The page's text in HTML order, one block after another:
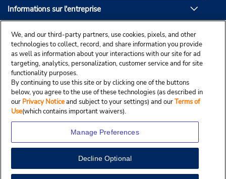
View Map
Informations sur l'entreprise
Partenaires de Budget
© Droit d’auteur, Budgetcar, Inc., 2025.
We, and our third-party partners, use cookies, pixels, and other
technologies to collect, record, and share information you provide
as well as information about your interactions with our site for ad
targeting, analytics, personalization, customer service and for site
functionality purposes.
By continuing to use this site or by clicking one of the buttons
below, you agree to the use of these technologies (as described in
our Privacy Noticeand subject to your settings) and ourTerms of
Use(which contains important waivers).
Manage Preferences
Decline Optional